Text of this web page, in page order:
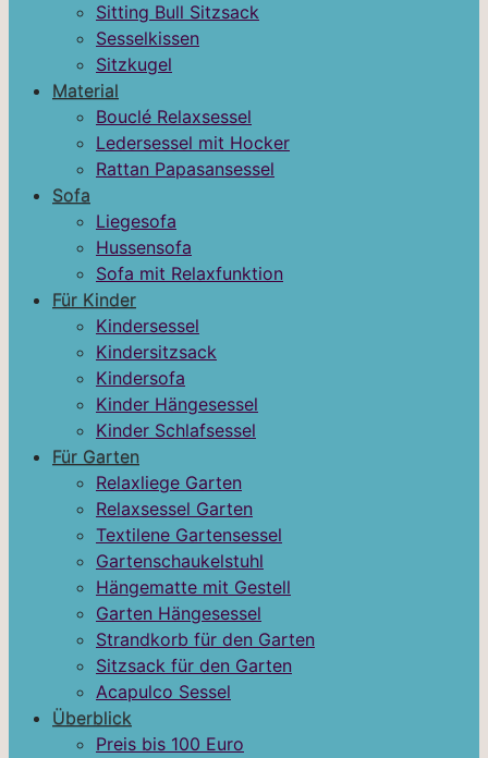
Sitting Bull Sitzsack
Sesselkissen
Sitzkugel
Material
Bouclé Relaxsessel
Ledersessel mit Hocker
Rattan Papasansessel
Sofa
Liegesofa
Hussensofa
Sofa mit Relaxfunktion
Für Kinder
Kindersessel
Kindersitzsack
Kindersofa
Kinder Hängesessel
Kinder Schlafsessel
Für Garten
Relaxliege Garten
Relaxsessel Garten
Textilene Gartensessel
Gartenschaukelstuhl
Hängematte mit Gestell
Garten Hängesessel
Strandkorb für den Garten
Sitzsack für den Garten
Acapulco Sessel
Überblick
Preis bis 100 Euro